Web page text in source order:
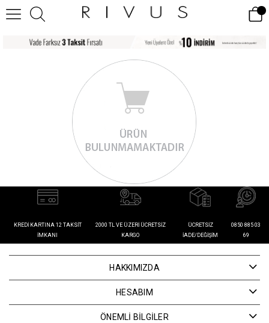
KREDI KARTINA 12 TAKSIT
İMKANI
2000 TL VE ÜZERI ÜCRETSIZ
KARGO
ÜCRETSIZ
İADE/DEĞIŞIM
0850 885 03
69
HAKKIMIZDA
HESABIM
ÖNEMLİ BİLGİLER